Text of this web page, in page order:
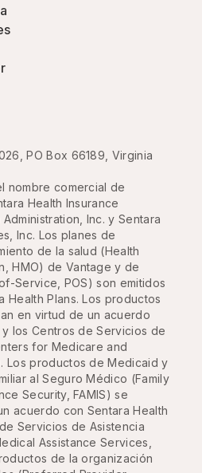
PO Box 66189, Virginia
nombre comercial de
Health Insurance
Inc. y Sentara
Inc. Los planes de
de la salud (Health
HMO) de Vantage y de
Service, POS) son emitidos
Health Plans. Los productos
en virtud de un acuerdo
los Centros de Servicios de
for Medicare and
Los productos de Medicaid y
al Seguro Médico (Family
Security, FAMIS) se
acuerdo con Sentara Health
Servicios de Asistencia
Assistance Services,
de la organización